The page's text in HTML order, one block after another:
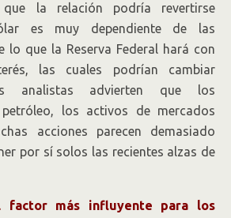
que la relación podría revertirse
es muy dependiente de las
lo que la Reserva Federal hará con
las cuales podrían cambiar
analistas advierten que los
los activos de mercados
acciones parecen demasiado
por sí solos las recientes alzas de
factor más influyente para los